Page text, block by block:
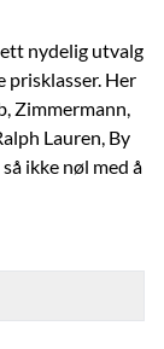
nydelig utvalg
prisklasser. Her
Zimmermann,
Lauren, By
ikke nøl med å